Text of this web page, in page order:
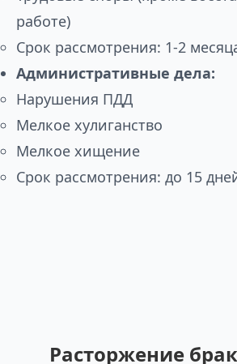
работе)
Срок рассмотрения: 1-2
Административные дела:
Нарушения ПДД
Мелкое хулиганство
Мелкое хищение
Срок рассмотрения: до 15
Расторжение